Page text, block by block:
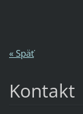
« Späť
Kontakt